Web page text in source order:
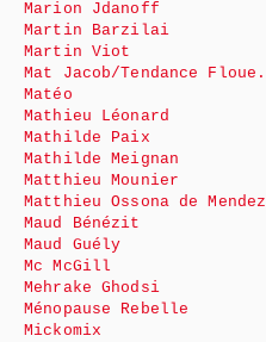
Marion Jdanoff
Martin Barzilai
Martin Viot
Mat Jacob/Tendance Floue.
Matéo
Mathieu Léonard
Mathilde Paix
Mathilde Meignan
Matthieu Mounier
Matthieu Ossona de Mendez
Maud Bénézit
Maud Guély
Mc McGill
Mehrake Ghodsi
Ménopause Rebelle
Mickomix